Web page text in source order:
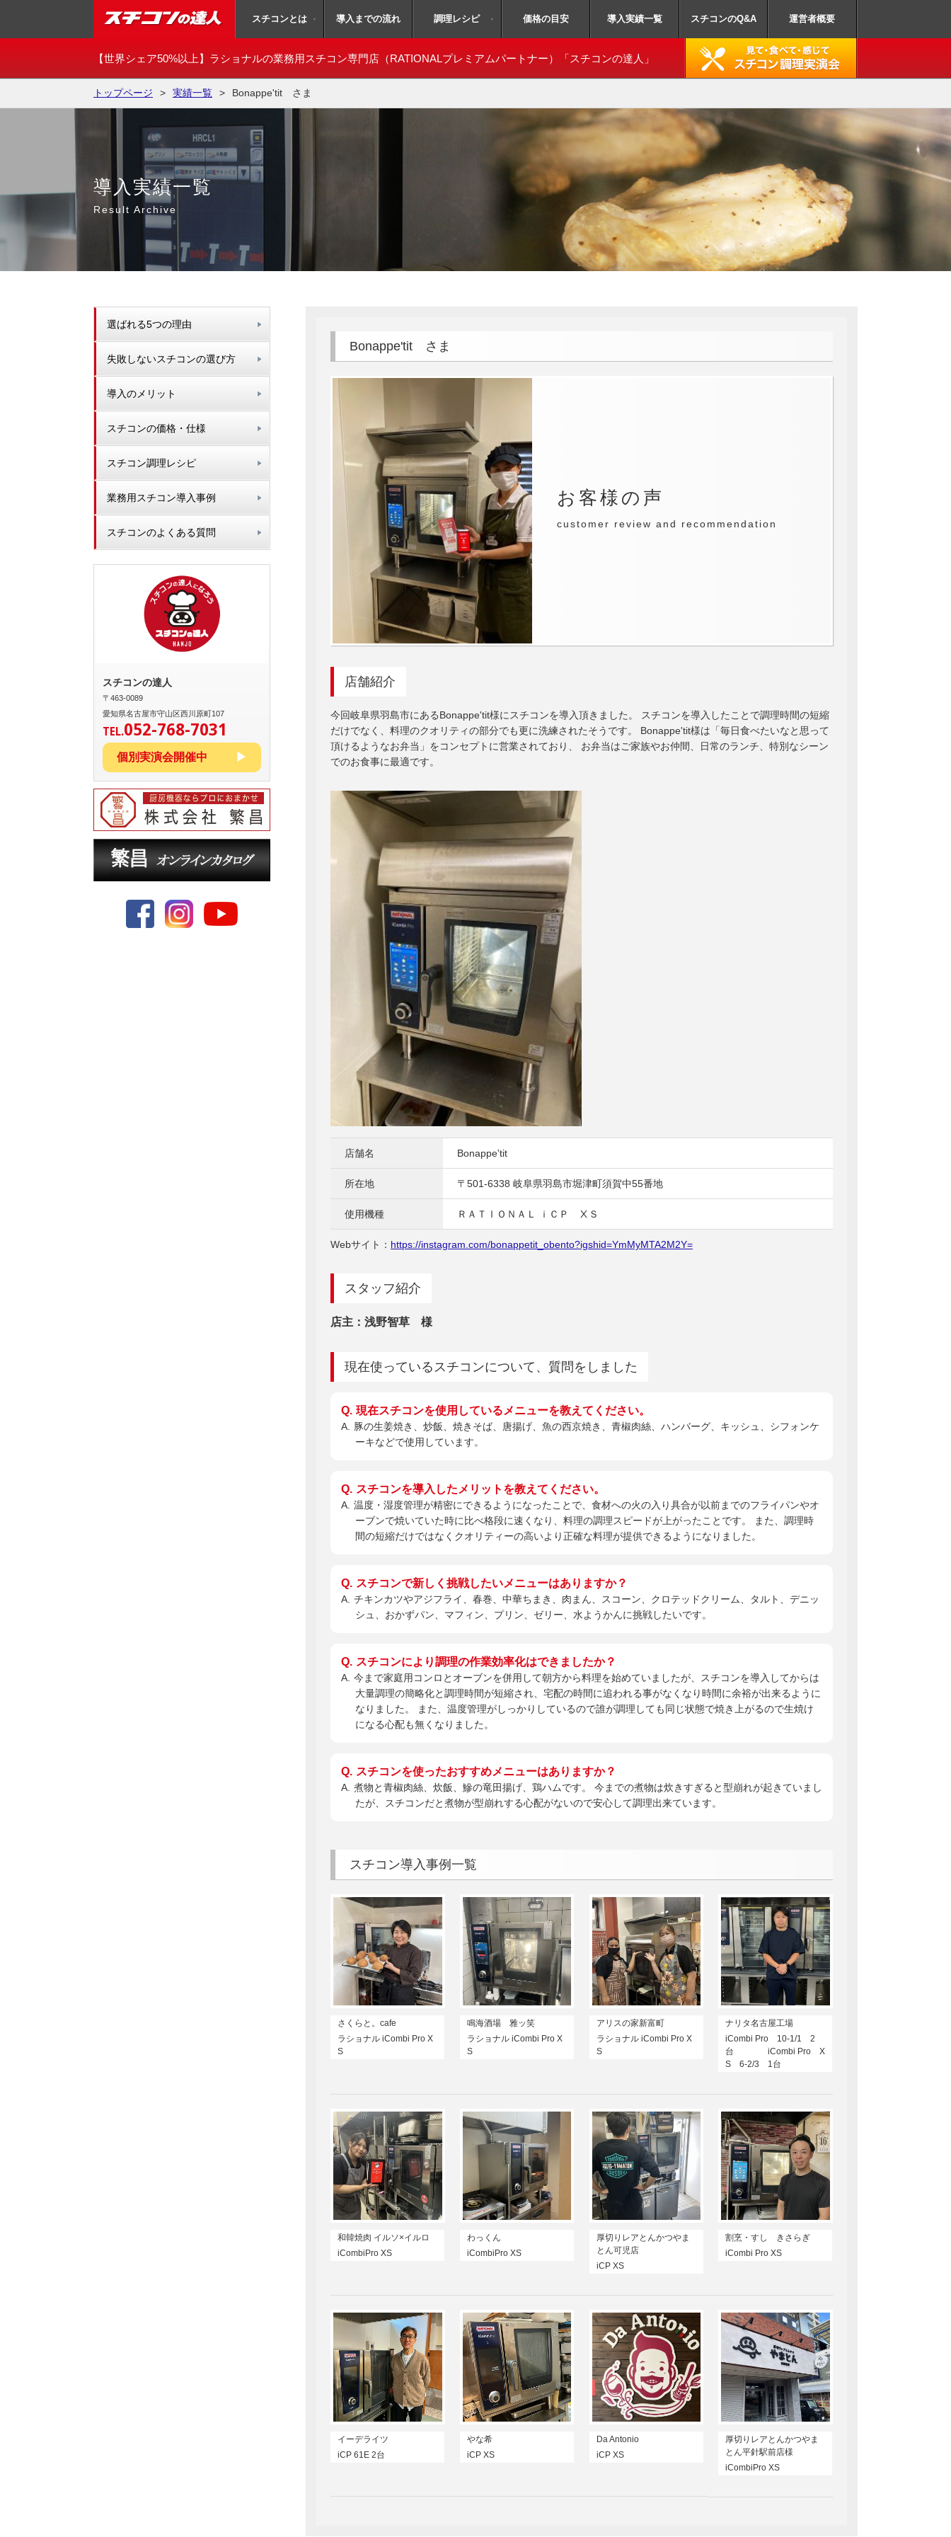
スチコンとは ▼ 導入までの流れ 調理レシピ ▼ 価格の目安 導入実績一覧 スチコンのQ&A 運営者概要
【世界シェア50%以上】 ラショナルの業務用スチコン専門店 （RATIONALプレミアムパートナー）「スチコンの達人」
トップページ 実績一覧 Bonappe'tit さま
導入実績一覧
Result Archive
Bonappe'tit さま
店舗紹介
今回岐阜県羽島市にあるBonappe'tit様にスチコンを導入頂きました。 スチコンを導入したことで調理時間の短縮
だけでなく、料理のクオリティの部分でも更に洗練されたそうです。 Bonappe'tit様は「毎日食べたいなと思って
頂けるようなお弁当」をコンセプトに営業されており、 お弁当はご家族やお仲間、日常のランチ、特別なシーン
でのお食事に最適です。
店舗名 Bonappe'tit
所在地 〒501-6338 岐阜県羽島市堀津町須賀中55番地
使用機種 ＲＡＴＩＯＮＡＬ ｉＣＰ ⅩＳ
Webサイト： https://instagram.com/bonappetit_obento?igshid=YmMyMTA2M2Y=
スタッフ紹介
店主：浅野智草 様
現在使っているスチコンについて、質問をしました
現在スチコンを使用しているメニューを教えてください。
豚の生姜焼き、炒飯、焼きそば、唐揚げ、魚の西京焼き、青椒肉絲、ハンバーグ、キッシュ、シフォンケ
ーキなどで使用しています。
スチコンを導入したメリットを教えてください。
温度・湿度管理が精密にできるようになったことで、食材への火の入り具合が以前までのフライパンやオ
ーブンで焼いていた時に比べ格段に速くなり、料理の調理スピードが上がったことです。 また、調理時
間の短縮だけではなくクオリティーの高いより正確な料理が提供できるようになりました。
スチコンで新しく挑戦したいメニューはありますか？
チキンカツやアジフライ、春巻、中華ちまき、肉まん、スコーン、クロテッドクリーム、タルト、デニッ
シュ、おかずパン、マフィン、プリン、ゼリー、水ようかんに挑戦したいです。
スチコンにより調理の作業効率化はできましたか？
今まで家庭用コンロとオーブンを併用して朝方から料理を始めていましたが、スチコンを導入してからは
大量調理の簡略化と調理時間が短縮され、宅配の時間に追われる事がなくなり時間に余裕が出来るように
なりました。 また、温度管理がしっかりしているので誰が調理しても同じ状態で焼き上がるので生焼け
になる心配も無くなりました。
スチコンを使ったおすすめメニューはありますか？
煮物と青椒肉絲、炊飯、鰺の竜田揚げ、鶏ハムです。 今までの煮物は炊きすぎると型崩れが起きていまし
たが、スチコンだと煮物が型崩れする心配がないので安心して調理出来ています。
スチコン導入事例一覧
さくらと。cafe
ラショナル iCombi Pro X
S
鳴海酒場 雅ッ笑
ラショナル iCombi Pro X
S
アリスの家新富町
ラショナル iCombi Pro X
S
ナリタ名古屋工場
iCombi Pro 10-1/1 2
台 iCombi Pro X
S 6-2/3 1台
和韓焼肉 イルソ×イルロ
iCombiPro XS
わっくん
iCombiPro XS
厚切りレアとんかつやま
とん可児店
iCP XS
割烹・すし きさらぎ
iCombi Pro XS
イーデライツ
iCP 61E 2台
やな希
iCP XS
Da Antonio
iCP XS
厚切りレアとんかつやま
とん平針駅前店様
iCombiPro XS
選ばれる5つの理由
失敗しないスチコンの選び方
導入のメリット
スチコンの価格・仕様
スチコン調理レシピ
業務用スチコン導入事例
スチコンのよくある質問
スチコンの達人
〒463-0089
愛知県名古屋市守山区西川原町107
TEL.052-768-7031
個別実演会開催中
毎月開催 無料体験会予約はコチラ！